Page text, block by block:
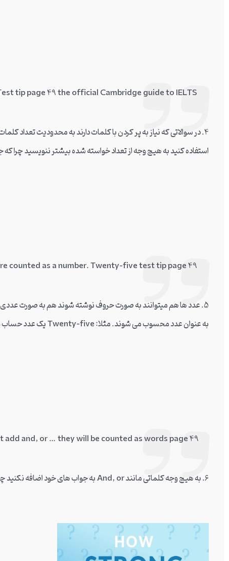
استفاده کنید به هیچ وجه از تعداد خواسته شده بیشتر ننویسید چرا
5. عدد ها هم میتوانند به صورت حروف نوشته شوند هم به صورت
به عنوان عدد محسوب می شوند. مثلا: Twenty-five یک عدد حساب می شود و نه دو کلمه.
add and, or … they will be counted as words page 49
6. به هیچ وجه کلماتی مانند And, or به جواب های خود اضافه نکنید چرا که این ها هم به عنوان یک کلمه محسوب می شوند.